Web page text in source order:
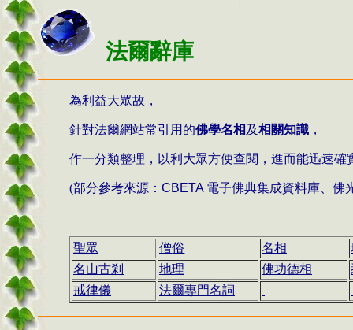
法爾辭庫
為利益大眾故 ，
針對法爾網站常引用的佛學名相 及相關知識 ，
作一分類整理 ， 以利大眾方便查閱 ，進而能迅速確
(部分參考來源 ： CBETA 電子佛典集成資料庫 佛
聖眾 僧俗 名相
名山古剎
地理 佛功德相
戒律儀
法爾專門名詞